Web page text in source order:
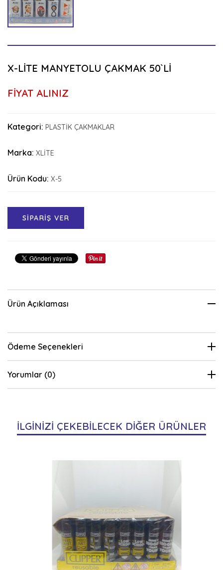
X-LİTE MANYETOLU ÇAKMAK 50`Lİ
FİYAT ALINIZ
Kategori: PLASTİK ÇAKMAKLAR
Marka: XLİTE
Ürün Kodu: X-5
SİPARİŞ VER
Ürün Açıklaması
Ödeme Seçenekleri
Yorumlar (0)
İLGİNİZİ ÇEKEBİLECEK DİĞER ÜRÜNLER